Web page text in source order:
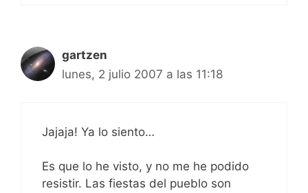
gartzen
lunes, 2 julio 2007 a las 11:18
Jajaja! Ya lo siento…
Es que lo he visto, y no me he podido
resistir. Las fiestas del pueblo son